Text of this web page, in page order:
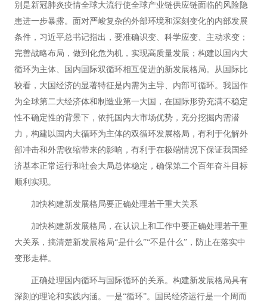
别是新冠肺炎疫情全球大流行使全球产业链供应链面临的风险隐
患进一步暴露。面对严峻复杂的外部环境和深刻变化的内部发展
条件，习近平总书记指出，要准确识变、科学应变、主动求变；
完善战略布局，做到化危为机，实现高质量发展；构建以国内大
循环为主体、国内国际双循环相互促进的新发展格局。从国际比
较看，大国经济的显著特征是内需为主导、内部可循环。我国作
为全球第二大经济体和制造业第一大国，在国际形势充满不稳定
性不确定性的背景下，依托国内大市场优势，充分挖掘内需潜
力，构建以国内大循环为主体的双循环发展格局，有利于化解外
部冲击和外需收缩带来的影响，有利于在极端情况下保证我国经
济基本正常运行和社会大局总体稳定，确保第二个百年奋斗目标
顺利实现。
加快构建新发展格局要正确处理若干重大关系
加快构建新发展格局，在认识上和工作中要正确处理若干重
大关系，搞清楚新发展格局“是什么”“不是什么”，防止在落实中
变形走样。
正确处理国内循环与国际循环的关系。构建新发展格局具有
深刻的理论和实践内涵。一是“循环”。国民经济运行是一个周而